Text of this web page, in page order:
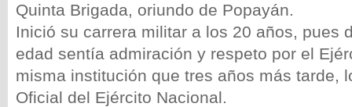
Quinta Brigada, oriundo de Popayán.
Inició su carrera militar a los 20 años, pues
edad sentía admiración y respeto por el
misma institución que tres años más tarde,
Oficial del Ejército Nacional.